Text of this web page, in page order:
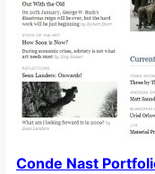
Conde Nast